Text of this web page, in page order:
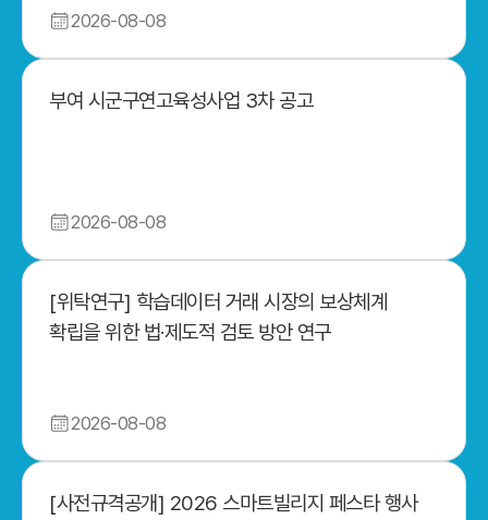
2026-08-08
부여 시군구연고육성사업 3차 공고
2026-08-08
[위탁연구] 학습데이터 거래 시장의 보상체계
확립을 위한 법·제도적 검토 방안 연구
2026-08-08
[사전규격공개] 2026 스마트빌리지 페스타 행사